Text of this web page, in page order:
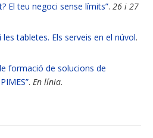
El teu negoci sense límits”. 26 i 27
tabletes. Els serveis en el núvol.
formació de solucions de
. En línia.